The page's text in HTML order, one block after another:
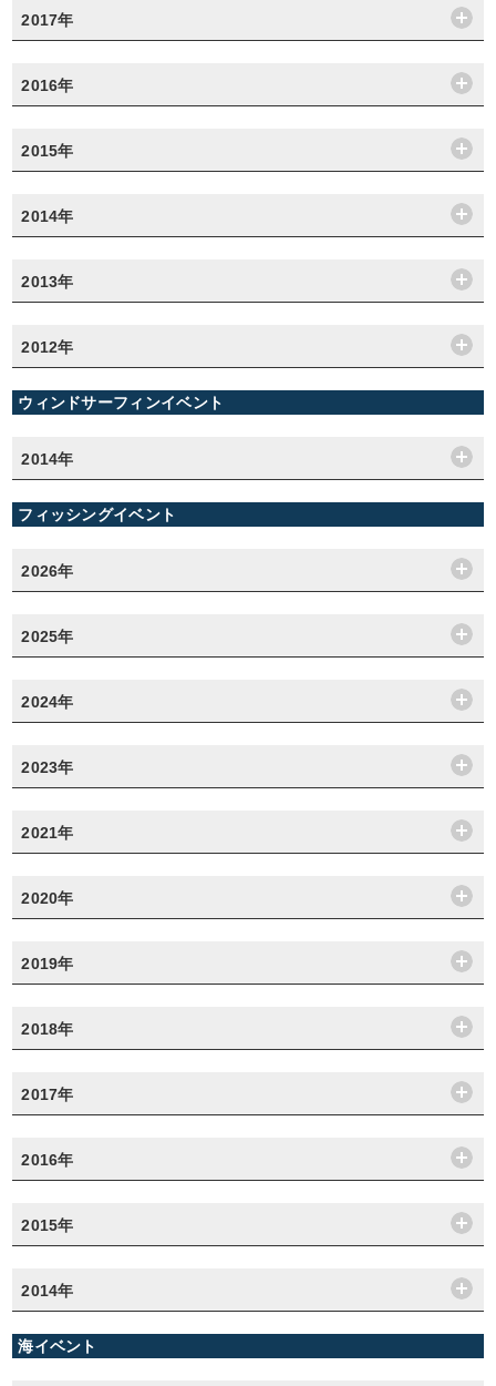
2017年
2016年
2015年
2014年
2013年
2012年
ウィンドサーフィンイベント
2014年
フィッシングイベント
2026年
2025年
2024年
2023年
2021年
2020年
2019年
2018年
2017年
2016年
2015年
2014年
海イベント